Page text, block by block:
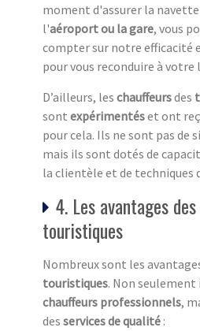
moment d'assurer la
l'aéroport ou la gare, vous
compter sur notre efficacité
pour vous reconduire à votre
D’ailleurs, les chauffeursdes
sont expérimentéset ont
pour cela. Ils ne sont pas de
mais ils sont dotés de
la clientèle et de techniques
4. Les avantages
touristiques
Nombreux sont les
touristiques. Non
chauffeurs professionnels,
des services de qualité :